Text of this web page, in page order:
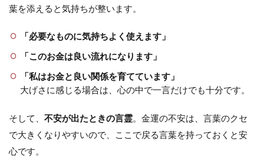
葉を添えると気持ちが整います。
「必要なものに気持ちよく使えます」
「このお金は良い流れになります」
「私はお金と良い関係を育てています」
大げさに感じる場合は、心の中で一言だけでも十分です。
そして、 不安が出たときの言霊。金運の不安は、言葉のクセ
で大きくなりやすいので、ここで戻る言葉を持っておくと安
心です。